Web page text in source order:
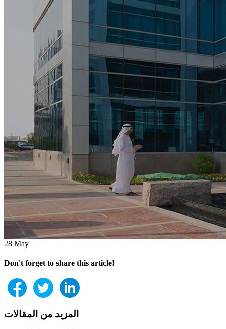
28 May
Don't forget to share this article!
المزيد من المقالات